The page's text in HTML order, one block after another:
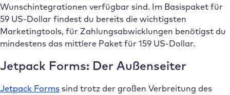
Wunschintegrationen verfügbar sind. Im Basispaket für
59 US-Dollar findest du bereits die wichtigsten
Marketingtools, für Zahlungsabwicklungen benötigst du
mindestens das mittlere Paket für 159 US-Dollar.
Jetpack Forms: Der Außenseiter
Jetpack Forms sind trotz der großen Verbreitung des